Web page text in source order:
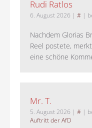
Rudi Ratlos
6. August 2026 | # |
Nachdem Glorias
Reel postete,
eine schöne
Mr. T.
5. August 2026 | # |
Auftritt der AfD